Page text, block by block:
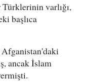
varlığı,
başlıca
ancak İslam